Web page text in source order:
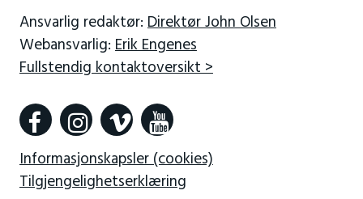
Ansvarlig redaktør: Direktør John Olsen
Webansvarlig: Erik Engenes
Fullstendig kontaktoversikt >
Informasjonskapsler (cookies)
Tilgjengelighetserklæring